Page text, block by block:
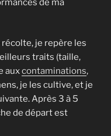
de ma
je repère les
traits (taille,
auxcontaminations,
je les cultive, et je
Après 3 à 5
de départ est